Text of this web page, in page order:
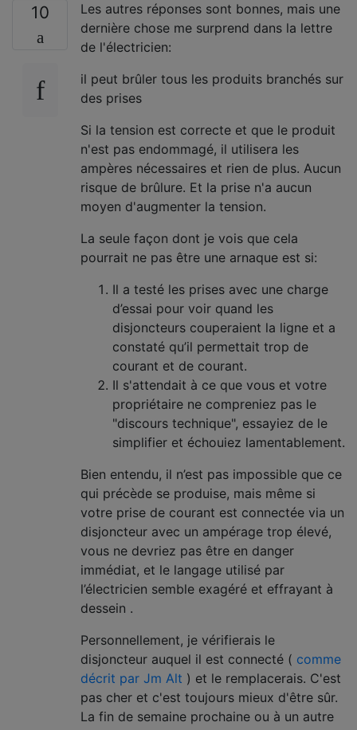
10
Les autres réponses sont bonnes, mais une
dernière chose me surprend dans la lettre
de l'électricien:
il peut brûler tous les produits branchés sur
des prises
Si la tension est correcte et que le produit
n'est pas endommagé, il utilisera les
ampères nécessaires et rien de plus. Aucun
risque de brûlure. Et la prise n'a aucun
moyen d'augmenter la tension.
La seule façon dont je vois que cela
pourrait ne pas être une arnaque est si:
Il a testé les prises avec une charge
d’essai pour voir quand les
disjoncteurs couperaient la ligne et a
constaté qu’il permettait trop de
courant et de courant.
Il s'attendait à ce que vous et votre
propriétaire ne compreniez pas le
"discours technique", essayiez de le
simplifier et échouiez lamentablement.
Bien entendu, il n’est pas impossible que ce
qui précède se produise, mais même si
votre prise de courant est connectée via un
disjoncteur avec un ampérage trop élevé,
vous ne devriez pas être en danger
immédiat, et le langage utilisé par
l’électricien semble exagéré et effrayant à
dessein .
Personnellement, je vérifierais le
disjoncteur auquel il est connecté ( comme
décrit par Jm Alt ) et le remplacerais. C'est
pas cher et c'est toujours mieux d'être sûr.
La fin de semaine prochaine ou à un autre